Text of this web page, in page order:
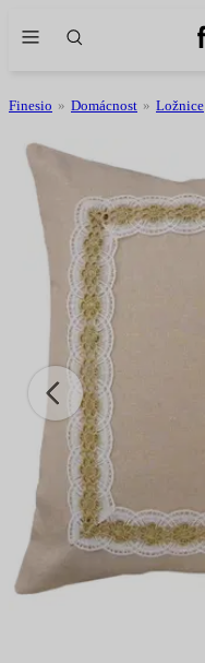
Finesio » Domácnost » Ložnice